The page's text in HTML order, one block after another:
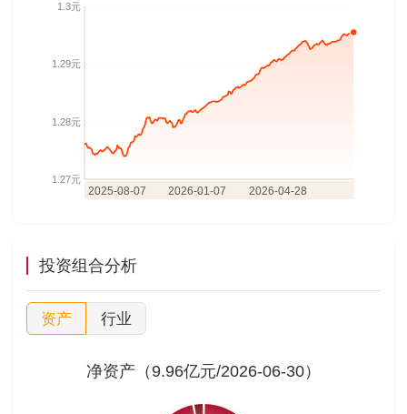
投资组合分析
资产 行业
净资产（9.96亿元/2026-06-30）